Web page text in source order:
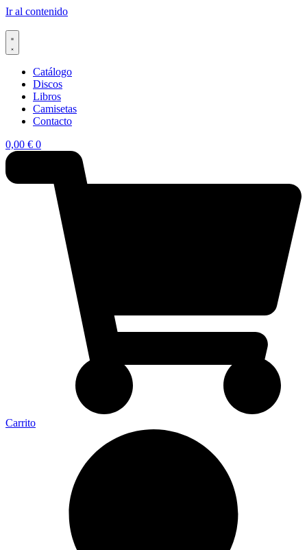
Ir al contenido
Catálogo
Discos
Libros
Camisetas
Contacto
0,00 € 0
Carrito